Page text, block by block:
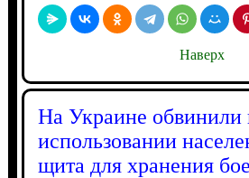
Наверх
На Украине обвинили
использовании
щита для хранения